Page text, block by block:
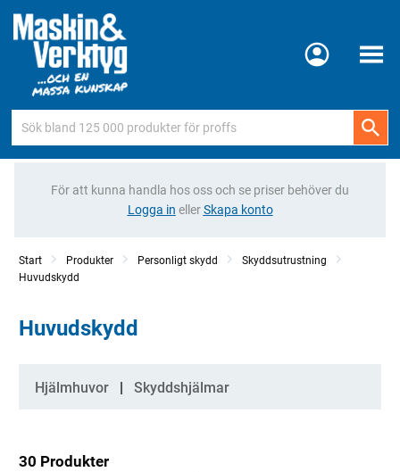
Meny
För att kunna handla hos oss och se priser behöver du
Logga in ellerSkapa konto
Start Produkter Personligt skydd
Skyddsutrustning
Huvudskydd
Huvudskydd
Kategorier
Hjälmhuvor Skyddshjälmar
30 Produkter